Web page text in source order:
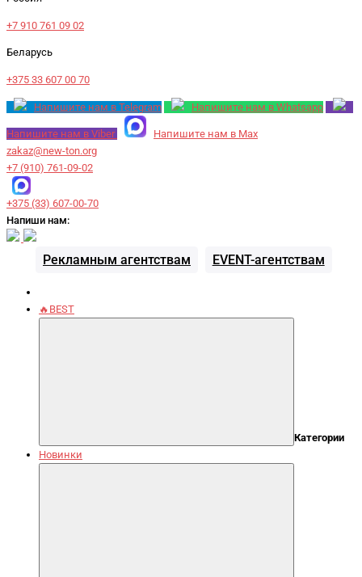
+7 910 761 09 02
Беларусь
+375 33 607 00 70
Напишите нам в Telegram Напишите нам в Whatsapp
Напишите нам в Viber
Напишите нам в Max
zakaz@new-ton.org
+7 (910) 761-09-02
+375 (33) 607-00-70
Напиши нам:
Рекламным агентствам EVENT-агентствам
🔥BEST
Категории
Новинки